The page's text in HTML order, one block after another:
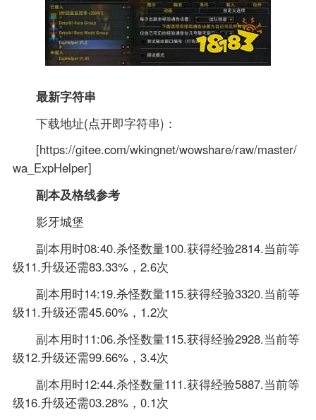
最新字符串
下载地址(点开即字符串)：
[https://gitee.com/wkingnet/wowshare/raw/master/
wa_ExpHelper]
副本及格线参考
影牙城堡
副本用时08:40.杀怪数量100.获得经验2814.当前等
级11.升级还需83.33%，2.6次
副本用时14:19.杀怪数量115.获得经验3320.当前等
级11.升级还需45.60%，1.2次
副本用时11:06.杀怪数量115.获得经验2928.当前等
级12.升级还需99.66%，3.4次
副本用时12:44.杀怪数量111.获得经验5887.当前等
级16.升级还需03.28%，0.1次